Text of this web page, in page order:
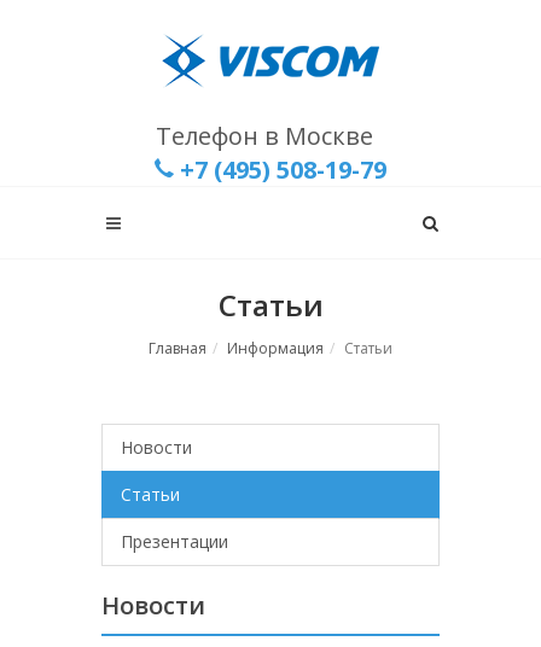
Телефон в Москве
+7 (495) 508-19-79
Статьи
Главная Информация Статьи
Новости
Статьи
Презентации
Новости